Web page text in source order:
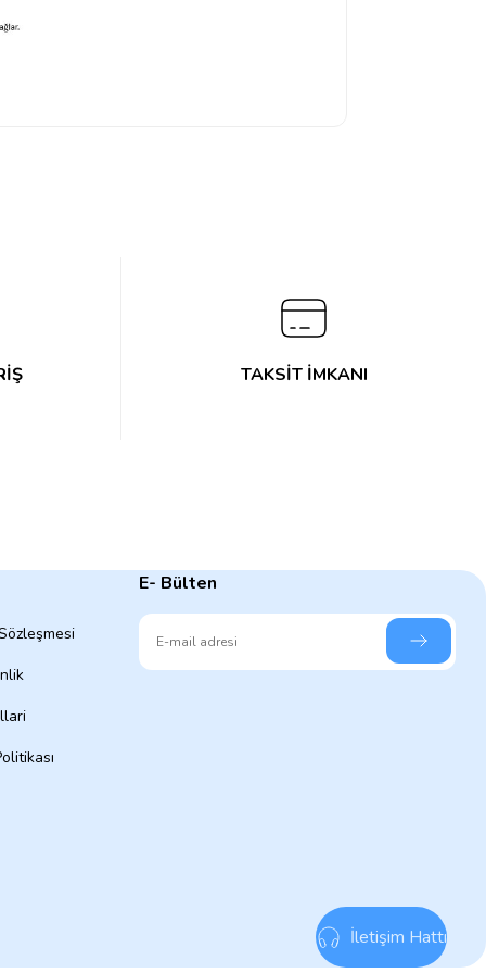
TAKSİT İMKANI
E- Bülten
İletişim Hattı